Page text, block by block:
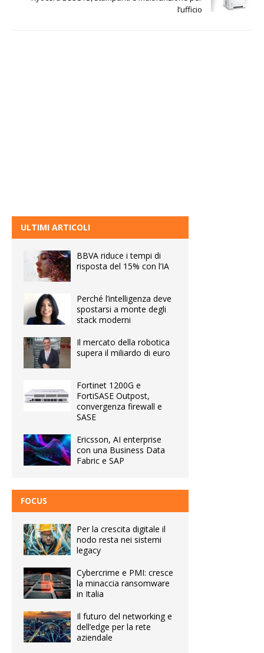
l’ufficio
ULTIMI ARTICOLI
BBVA riduce i tempi di
risposta del 15% con l’IA
Perché l’intelligenza deve
spostarsi a monte degli
stack moderni
Il mercato della robotica
supera il miliardo di euro
Fortinet 1200G e
FortiSASE Outpost,
convergenza firewall e
SASE
Ericsson, AI enterprise
con una Business Data
Fabric e SAP
FOCUS
Per la crescita digitale il
nodo resta nei sistemi
legacy
Cybercrime e PMI: cresce
la minaccia ransomware
in Italia
Il futuro del networking e
dell’edge per la rete
aziendale